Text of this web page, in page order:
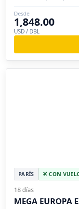
Desde
1,848.00
USD / DBL
PARÍS CON
18 días
MEGA EUROPA